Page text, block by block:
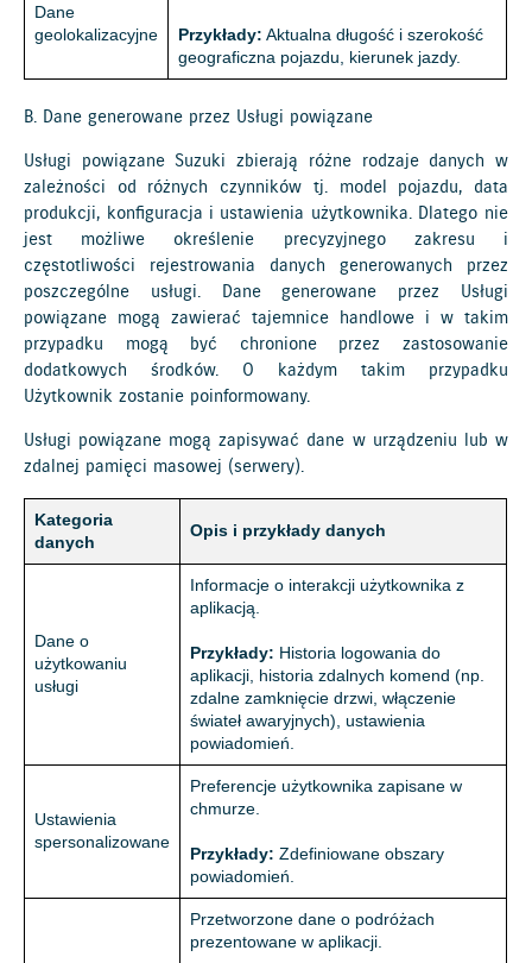
Dane
geolokalizacyjne
Przykłady: Aktualna długość i szerokość
geograficzna pojazdu, kierunek jazdy.
B. Dane generowane przez Usługi powiązane
Usługi powiązane Suzuki zbierają różne rodzaje danych w
zależności od różnych czynników tj. model pojazdu, data
produkcji, konfiguracja i ustawienia użytkownika. Dlatego nie
jest możliwe określenie precyzyjnego zakresu i
częstotliwości rejestrowania danych generowanych przez
poszczególne usługi. Dane generowane przez Usługi
powiązane mogą zawierać tajemnice handlowe i w takim
przypadku mogą być chronione przez zastosowanie
dodatkowych środków. O każdym takim przypadku
Użytkownik zostanie poinformowany.
Usługi powiązane mogą zapisywać dane w urządzeniu lub w
zdalnej pamięci masowej (serwery).
Kategoria
danych
Opis i przykłady danych
Dane o
użytkowaniu
usługi
Informacje o interakcji użytkownika z
aplikacją.
Przykłady: Historia logowania do
aplikacji, historia zdalnych komend (np.
zdalne zamknięcie drzwi, włączenie
świateł awaryjnych), ustawienia
powiadomień.
Ustawienia
spersonalizowane
Preferencje użytkownika zapisane w
chmurze.
Przykłady: Zdefiniowane obszary
powiadomień.
Przetworzone dane o podróżach
prezentowane w aplikacji.